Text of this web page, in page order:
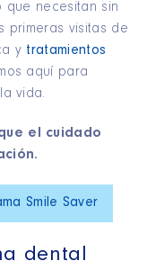
que necesitan sin
primeras visitas de
y tratamientos
aquí para
vida.
el cuidado
Smile Saver
dental